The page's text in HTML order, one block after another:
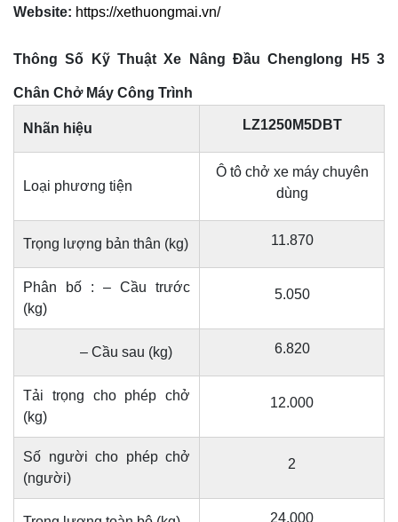
Website: https://xethuongmai.vn/
Thông Số Kỹ Thuật Xe Nâng Đầu Chenglong H5 3
Chân Chở Máy Công Trình
Nhãn hiệu LZ1250M5DBT
Loại phương tiện
Ô tô chở xe máy chuyên
dùng
Trọng lượng bản thân (kg) 11.870
Phân bố : – Cầu trước
(kg)
5.050
– Cầu sau (kg) 6.820
Tải trọng cho phép chở
(kg)
12.000
Số người cho phép chở
(người)
2
24.000